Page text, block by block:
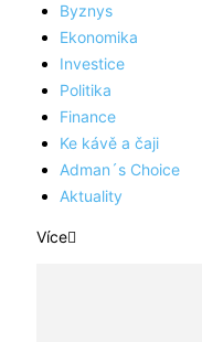
Byznys
Ekonomika
Investice
Politika
Finance
Ke kávě a čaji
Adman´s Choice
Aktuality
Více